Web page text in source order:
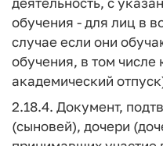
обучения - для лиц в
случае если они
обучения, в том числе
академический
2.18.4. Документ,
(сыновей), дочери